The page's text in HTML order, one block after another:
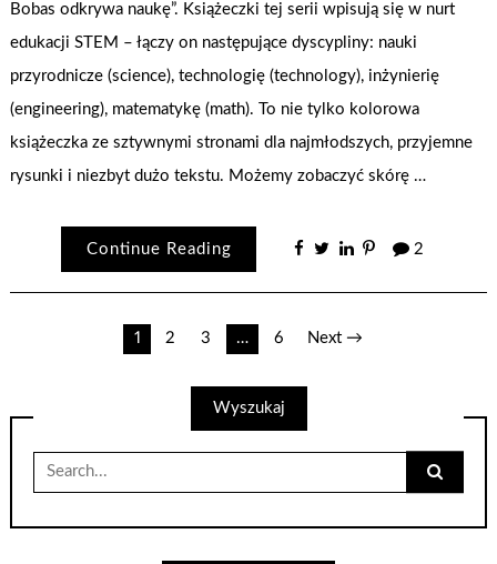
Bobas odkrywa naukę”. Książeczki tej serii wpisują się w nurt
edukacji STEM – łączy on następujące dyscypliny: nauki
przyrodnicze (science), technologię (technology), inżynierię
(engineering), matematykę (math). To nie tylko kolorowa
książeczka ze sztywnymi stronami dla najmłodszych, przyjemne
rysunki i niezbyt dużo tekstu. Możemy zobaczyć skórę …
Continue Reading 2
Nawigacja
wpisach
1 2 3 … 6 Next →
Wyszukaj
Search
for: